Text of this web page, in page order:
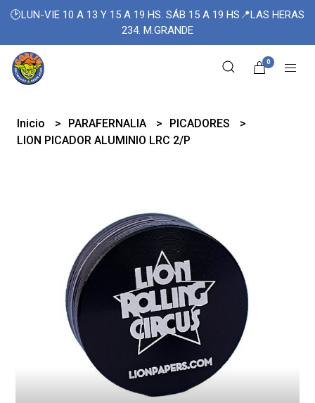
🕑LUN-VIE 10 A 13 Y 15 A 19 HS. SÁB 15 A 19 HS📍LAS HERAS
234. M.GRANDE
0
Inicio PARAFERNALIA
PICADORES
LION PICADOR ALUMINIO LRC 2/P